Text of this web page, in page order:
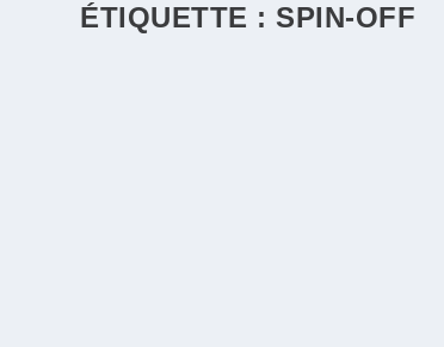
ÉTIQUETTE : SPIN-OFF